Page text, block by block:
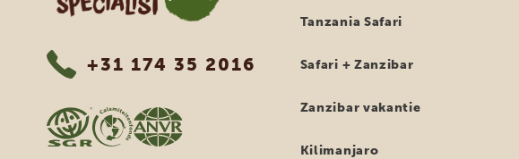
+31 174 35 2016
Tanzania Safari
Safari + Zanzibar
Zanzibar vakantie
Kilimanjaro